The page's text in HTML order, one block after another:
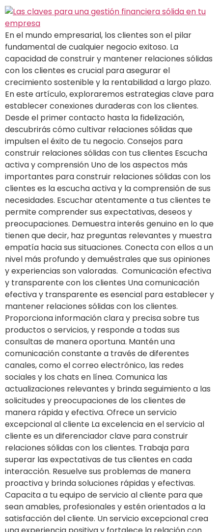
En el mundo empresarial, los clientes son el pilar
fundamental de cualquier negocio exitoso. La
capacidad de construir y mantener relaciones sólidas
con los clientes es crucial para asegurar el
crecimiento sostenible y la rentabilidad a largo plazo.
En este artículo, exploraremos estrategias clave para
establecer conexiones duraderas con los clientes.
Desde el primer contacto hasta la fidelización,
descubrirás cómo cultivar relaciones sólidas que
impulsen el éxito de tu negocio. Consejos para
construir relaciones sólidas con tus clientes Escucha
activa y comprensión Uno de los aspectos más
importantes para construir relaciones sólidas con los
clientes es la escucha activa y la comprensión de sus
necesidades. Escuchar atentamente a tus clientes te
permite comprender sus expectativas, deseos y
preocupaciones. Demuestra interés genuino en lo que
tienen que decir, haz preguntas relevantes y muestra
empatía hacia sus situaciones. Conecta con ellos a un
nivel más profundo y demuéstrales que sus opiniones
y experiencias son valoradas. Comunicación efectiva
y transparente con los clientes Una comunicación
efectiva y transparente es esencial para establecer y
mantener relaciones sólidas con los clientes.
Proporciona información clara y precisa sobre tus
productos o servicios, y responde a todas sus
consultas de manera oportuna. Mantén una
comunicación constante a través de diferentes
canales, como el correo electrónico, las redes
sociales y los chats en línea. Comunica las
actualizaciones relevantes y brinda seguimiento a las
solicitudes y preocupaciones de los clientes de
manera rápida y efectiva. Ofrece un servicio
excepcional al cliente La excelencia en el servicio al
cliente es un diferenciador clave para construir
relaciones sólidas con los clientes. Trabaja para
superar las expectativas de tus clientes en cada
interacción. Resuelve sus problemas de manera
proactiva y brinda soluciones rápidas y efectivas.
Capacita a tu equipo de servicio al cliente para que
sean amables, profesionales y estén orientados a la
satisfacción del cliente. Un servicio excepcional crea